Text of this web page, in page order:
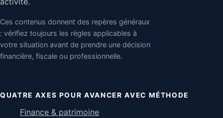
Ces contenus donnent des repères généraux
: vérifiez toujours les règles applicables à
votre situation avant de prendre une décision
financière, fiscale ou professionnelle.
QUATRE AXES POUR AVANCER AVEC MÉTHODE
Finance & patrimoine